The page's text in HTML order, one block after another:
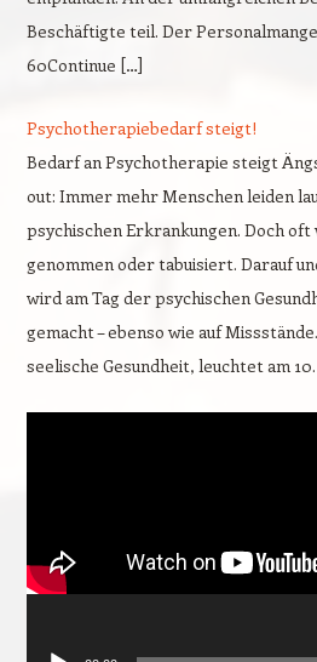
Beschäftigte teil. Der
60Continue […]
Psychotherapiebedarf steigt!
Bedarf an Psychotherapie steigt
out: Immer mehr Menschen leiden
psychischen Erkrankungen. Doch
genommen oder tabuisiert. Darauf
wird am Tag der psychischen
gemacht – ebenso wie auf
seelische Gesundheit, leuchtet am